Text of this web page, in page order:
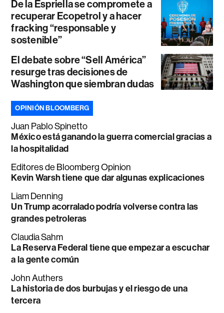
De la Espriella se compromete a
recuperar Ecopetrol y a hacer
fracking “responsable y
sostenible”
El debate sobre “Sell América”
resurge tras decisiones de
Washington que siembran dudas
OPINIÓN BLOOMBERG
Juan Pablo Spinetto
México está ganando la guerra comercial gracias a
la hospitalidad
Editores de Bloomberg Opinion
Kevin Warsh tiene que dar algunas explicaciones
Liam Denning
Un Trump acorralado podría volverse contra las
grandes petroleras
Claudia Sahm
La Reserva Federal tiene que empezar a escuchar
a la gente común
John Authers
La historia de dos burbujas y el riesgo de una
tercera